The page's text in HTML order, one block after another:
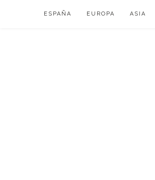
ESPAÑA EUROPA ASIA